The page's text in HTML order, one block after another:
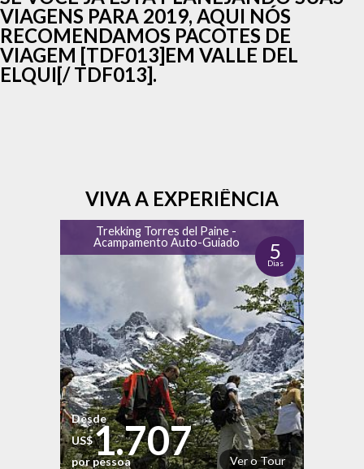
VIAGENS PARA 2019, AQUI NÓS
RECOMENDAMOS PACOTES DE
VIAGEM [TDF013]EM VALLE DEL
ELQUI[/ TDF013].
VIVA A EXPERIÊNCIA
Trekking Torres del Paine -
Acampamento Auto-Guiado
5
Dias
Ver o Tour
Desde
US$1.707
por pessoa